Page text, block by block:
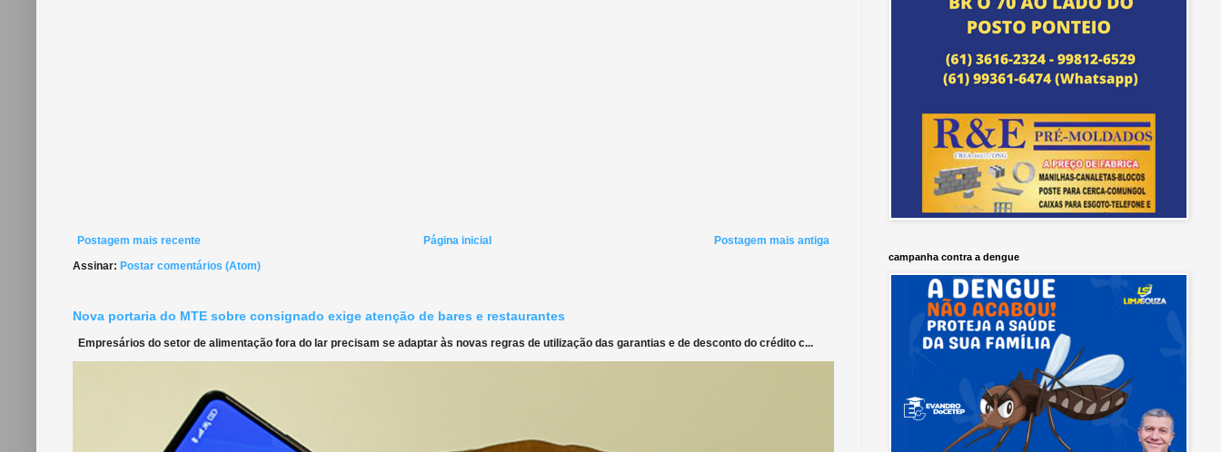
Postagem mais recente Postagem mais antiga
Página inicial
Assinar: Postar comentários (Atom)
Nova portaria do MTE sobre consignado exige atenção de bares e restaurantes
Empresários do setor de alimentação fora do lar precisam se adaptar às novas regras de utilização das garantias e de desconto do crédito c...
campanha contra a dengue